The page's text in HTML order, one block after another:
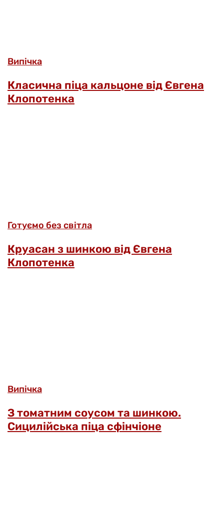
Випічка
Класична піца кальцоне від Євгена
Клопотенка
Готуємо без світла
Круасан з шинкою від Євгена
Клопотенка
Випічка
З томатним соусом та шинкою.
Сицилійська піца сфінчіоне